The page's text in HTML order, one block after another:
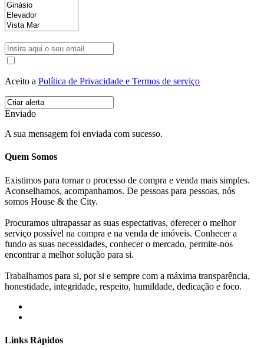
Aceito a Política de Privacidade e Termos de serviço
Enviado
A sua mensagem foi enviada com sucesso.
Quem Somos
Existimos para tornar o processo de compra e venda mais simples.
Aconselhamos, acompanhamos. De pessoas para pessoas, nós
somos House & the City.
Procuramos ultrapassar as suas espectativas, oferecer o melhor
serviço possível na compra e na venda de imóveis. Conhecer a
fundo as suas necessidades, conhecer o mercado, permite-nos
encontrar a melhor solução para si.
Trabalhamos para si, por si e sempre com a máxima transparência,
honestidade, integridade, respeito, humildade, dedicação e foco.
Links Rápidos